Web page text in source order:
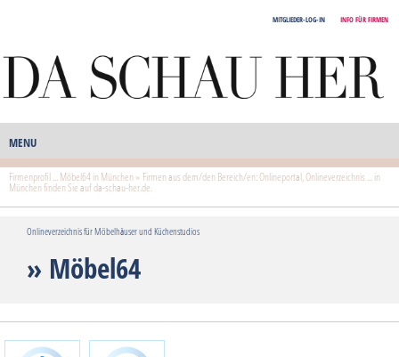
MITGLIEDER-LOG-IN INFO FÜR FIRMEN
MENU
Firmenprofil ... Möbel64 in München » Firmen aus dem/den Bereich/en: Onlineportal, Onlineverzeichnis ... in
München finden Sie auf da-schau-her.de.
Onlineverzeichnis für Möbelhäuser und Küchenstudios
» Möbel64